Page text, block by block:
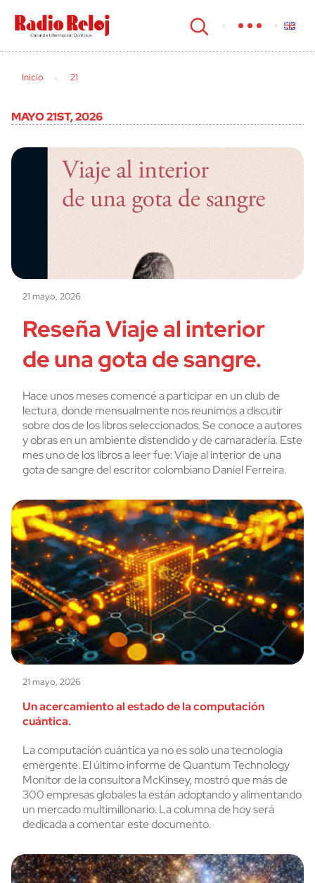
cerrar
Inicio 21
MAYO 21ST, 2026
21 mayo, 2026
Reseña Viaje al interior
de una gota de sangre.
Hace unos meses comencé a participar en un club de
lectura, donde mensualmente nos reunimos a discutir
sobre dos de los libros seleccionados. Se conoce a autores
y obras en un ambiente distendido y de camaradería. Este
mes uno de los libros a leer fue: Viaje al interior de una
gota de sangre del escritor colombiano Daniel Ferreira.
21 mayo, 2026
Un acercamiento al estado de la computación
cuántica.
La computación cuántica ya no es solo una tecnología
emergente. El último informe de Quantum Technology
Monitor de la consultora McKinsey, mostró que más de
300 empresas globales la están adoptando y alimentando
un mercado multimillonario. La columna de hoy será
dedicada a comentar este documento.